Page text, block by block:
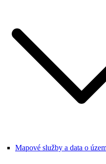
Mapové služby a data o